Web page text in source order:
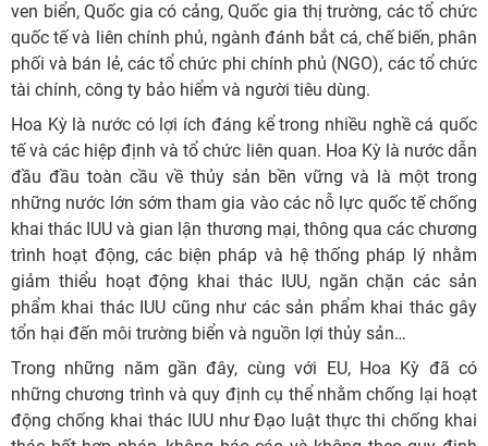
ven biển, Quốc gia có cảng, Quốc gia thị trường, các tổ chức
quốc tế và liên chính phủ, ngành đánh bắt cá, chế biến, phân
phối và bán lẻ, các tổ chức phi chính phủ (NGO), các tổ chức
tài chính, công ty bảo hiểm và người tiêu dùng.
Hoa Kỳ là nước có lợi ích đáng kể trong nhiều nghề cá quốc
tế và các hiệp định và tổ chức liên quan. Hoa Kỳ là nước dẫn
đầu đầu toàn cầu về thủy sản bền vững và là một trong
những nước lớn sớm tham gia vào các nỗ lực quốc tế chống
khai thác IUU và gian lận thương mại, thông qua các chương
trình hoạt động, các biện pháp và hệ thống pháp lý nhằm
giảm thiểu hoạt động khai thác IUU, ngăn chặn các sản
phẩm khai thác IUU cũng như các sản phẩm khai thác gây
tổn hại đến môi trường biển và nguồn lợi thủy sản…
Trong những năm gần đây, cùng với EU, Hoa Kỳ đã có
những chương trình và quy định cụ thể nhằm chống lại hoạt
động chống khai thác IUU như Đạo luật thực thi chống khai